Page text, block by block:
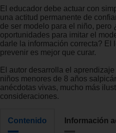
El educador debe actuar con
una actitud permanente de
de ser modelo para el niño, pero
oportunidades para imitar el
darle la información correcta? El
prevenir es mejor que curar.
El autor desarrolla el
niños menores de 8 años
anécdotas vivas, mucho más
consideraciones.
Contenido Información